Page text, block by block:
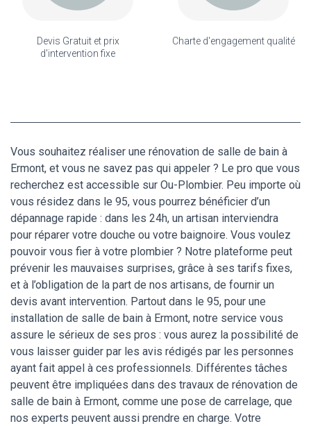
Devis Gratuit et prix
d'intervention fixe
Charte d'engagement qualité
Vous souhaitez réaliser une rénovation de salle de bain à
Ermont, et vous ne savez pas qui appeler ? Le pro que vous
recherchez est accessible sur Ou-Plombier. Peu importe où
vous résidez dans le 95, vous pourrez bénéficier d’un
dépannage rapide : dans les 24h, un artisan interviendra
pour réparer votre douche ou votre baignoire. Vous voulez
pouvoir vous fier à votre plombier ? Notre plateforme peut
prévenir les mauvaises surprises, grâce à ses tarifs fixes,
et à l’obligation de la part de nos artisans, de fournir un
devis avant intervention. Partout dans le 95, pour une
installation de salle de bain à Ermont, notre service vous
assure le sérieux de ses pros : vous aurez la possibilité de
vous laisser guider par les avis rédigés par les personnes
ayant fait appel à ces professionnels. Différentes tâches
peuvent être impliquées dans des travaux de rénovation de
salle de bain à Ermont, comme une pose de carrelage, que
nos experts peuvent aussi prendre en charge. Votre